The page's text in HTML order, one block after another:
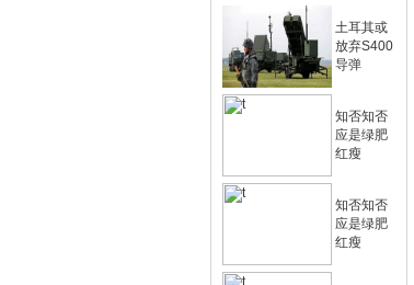
土耳其或
放弃S400
导弹
知否知否
应是绿肥
红瘦
知否知否
应是绿肥
红瘦